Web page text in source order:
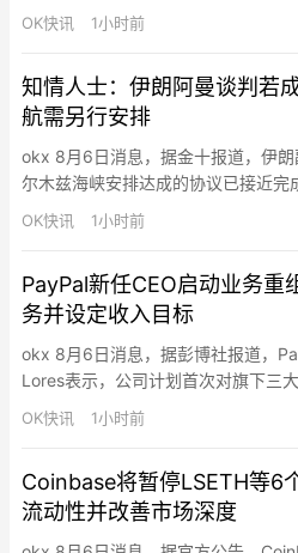
760.5亿枚USDC。
OK快讯 1小时前
知情人士：伊朗阿曼谈判若
航需另行安排
okx 8月6日消息，据金十报道，伊
尔木兹海峡安排达成的协议已接近完
名知情人士强调，如果伊朗与阿曼之
霍尔木兹海峡将需要另行达成安排，
OK快讯 1小时前
PayPal新任CEO启动业务重
务并设定收入目标
okx 8月6日消息，据彭博社报道，
Lores表示，公司计划首次对旗下三
为各业务线设定具体收入目标，以帮
发展潜力。他表示，PayPal将调整
PayPal一直面临增长放缓、竞争加
OK快讯 1小时前
Coinbase将暂停LSETH等6
流动性并改善市场深度